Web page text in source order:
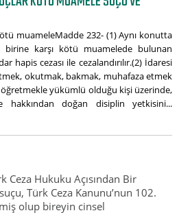
muameleMadde 232- (1) Aynı konutta
birine karşı kötü muamelede bulunan
hapis cezası ile cezalandırılır.(2) İdaresi
okutmak, bakmak, muhafaza etmek
yükümlü olduğu kişi üzerinde,
hakkından doğan disiplin yetkisini...
Ceza Hukuku Açısından Bir
Türk Ceza Kanunu’nun 102.
olup bireyin cinsel